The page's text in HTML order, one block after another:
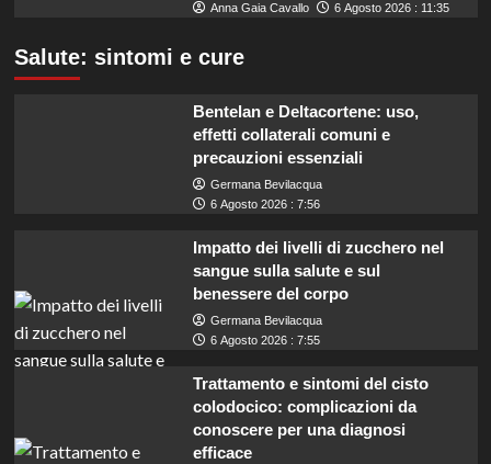
Anna Gaia Cavallo 6 Agosto 2026 : 11:35
Salute: sintomi e cure
Bentelan e Deltacortene: uso,
effetti collaterali comuni e
precauzioni essenziali
Germana Bevilacqua
6 Agosto 2026 : 7:56
Impatto dei livelli di zucchero nel
sangue sulla salute e sul
benessere del corpo
Germana Bevilacqua
6 Agosto 2026 : 7:55
Trattamento e sintomi del cisto
colodocico: complicazioni da
conoscere per una diagnosi
efficace